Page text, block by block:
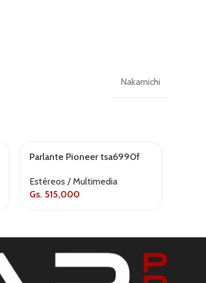
Nakamichi
Parlante Pioneer tsa6990f
Estéreos / Multimedia
Gs. 515,000